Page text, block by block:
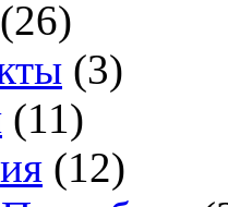
(26)
(3)
(11)
(12)